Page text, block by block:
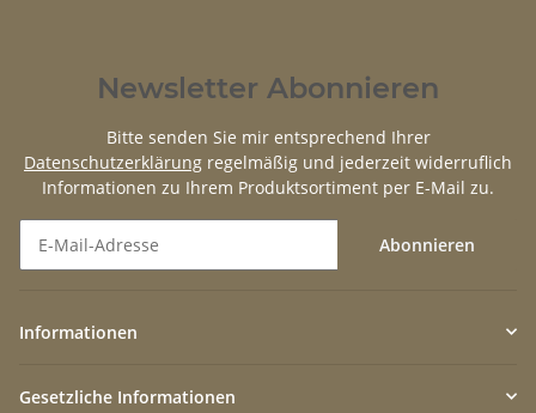
Newsletter Abonnieren
Bitte senden Sie mir entsprechend Ihrer
Datenschutzerklärung regelmäßig und jederzeit widerruflich
Informationen zu Ihrem Produktsortiment per E-Mail zu.
Abonnieren
Informationen
Gesetzliche Informationen